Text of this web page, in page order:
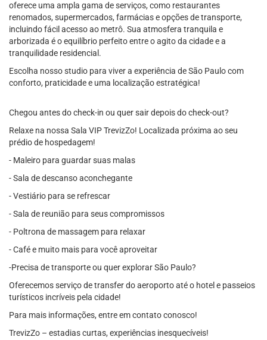
oferece uma ampla gama de serviços, como restaurantes
renomados, supermercados, farmácias e opções de transporte,
incluindo fácil acesso ao metrô. Sua atmosfera tranquila e
arborizada é o equilíbrio perfeito entre o agito da cidade e a
tranquilidade residencial.
Escolha nosso studio para viver a experiência de São Paulo com
conforto, praticidade e uma localização estratégica!
Chegou antes do check-in ou quer sair depois do check-out?
Relaxe na nossa Sala VIP TrevizZo! Localizada próxima ao seu
prédio de hospedagem!
- Maleiro para guardar suas malas
- Sala de descanso aconchegante
- Vestiário para se refrescar
- Sala de reunião para seus compromissos
- Poltrona de massagem para relaxar
- Café e muito mais para você aproveitar
-Precisa de transporte ou quer explorar São Paulo?
Oferecemos serviço de transfer do aeroporto até o hotel e passeios
turísticos incríveis pela cidade!
Para mais informações, entre em contato conosco!
TrevizZo – estadias curtas, experiências inesquecíveis!